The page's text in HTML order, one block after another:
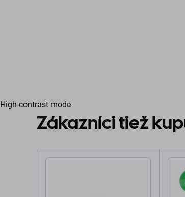
High-contrast mode
Zákazníci tiež